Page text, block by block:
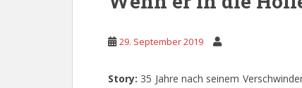
29. September 2019
Story: 35 Jahre nach seinem